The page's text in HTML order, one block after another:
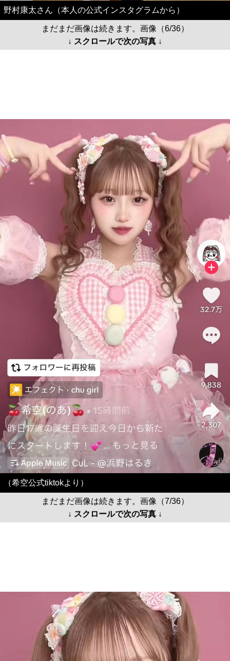
野村康太さん（本人の公式インスタグラムから）
まだまだ画像は続きます。画像（6/36）
↓ スクロールで次の写真 ↓
（希空公式tiktokより）
まだまだ画像は続きます。画像（7/36）
↓ スクロールで次の写真 ↓